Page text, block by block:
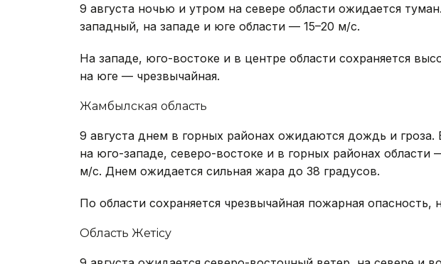
9 августа ночью и утром на севере области ожидается
западный, на западе и юге области — 15–20 м/с.
На западе, юго-востоке и в центре области сохраняется
на юге — чрезвычайная.
Жамбылская область
9 августа днем в горных районах ожидаются дождь и гроза.
на юго-западе, северо-востоке и в горных районах
м/с. Днем ожидается сильная жара до 38 градусов.
По области сохраняется чрезвычайная пожарная
Область Жетісу